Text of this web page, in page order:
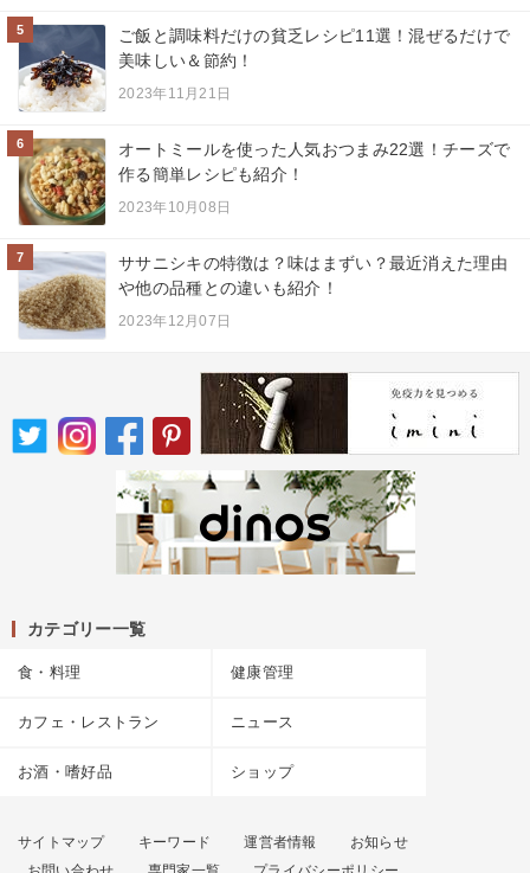
5
ご飯と調味料だけの貧乏レシピ11選！混ぜるだけで
美味しい＆節約！
2023年11月21日
6
オートミールを使った人気おつまみ22選！チーズで
作る簡単レシピも紹介！
2023年10月08日
7
ササニシキの特徴は？味はまずい？最近消えた理由
や他の品種との違いも紹介！
2023年12月07日
カテゴリー一覧
食・料理 健康管理
カフェ・レストラン ニュース
お酒・嗜好品 ショップ
サイトマップ キーワード 運営者情報
お知らせ